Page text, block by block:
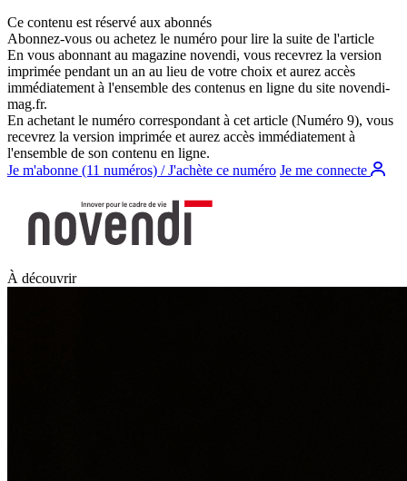
Ce contenu est réservé aux abonnés
Abonnez-vous ou achetez le numéro pour lire la suite de l'article
En vous abonnant au magazine novendi, vous recevrez la version
imprimée pendant un an au lieu de votre choix et aurez accès
immédiatement à l'ensemble des contenus en ligne du site novendi-
mag.fr.
En achetant le numéro correspondant à cet article (Numéro 9), vous
recevrez la version imprimée et aurez accès immédiatement à
l'ensemble de son contenu en ligne.
Je m'abonne (11 numéros) / J'achète ce numéro Je me connecte
À découvrir